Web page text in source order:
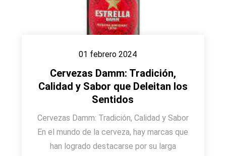
01 febrero 2024
Cervezas Damm: Tradición,
Calidad y Sabor que Deleitan los
Sentidos
Cervezas Damm: Tradición, Calidad y Sabor
En el mundo de la cerveza, hay marcas que
han logrado destacarse por su larga